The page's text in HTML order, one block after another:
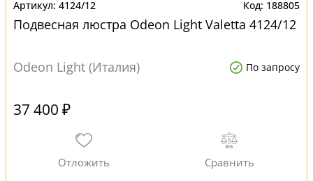
4124/12 188805
Подвесная люстра Odeon Light Valetta 4124/12
Odeon Light (Италия) По запросу
37 400 ₽